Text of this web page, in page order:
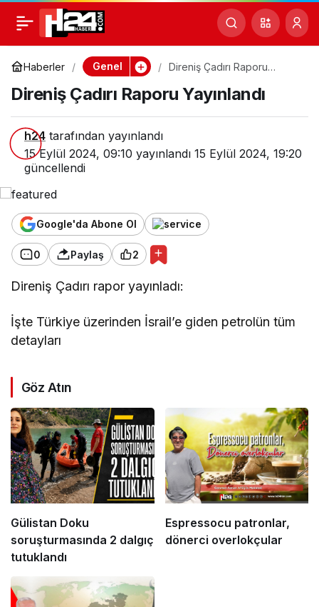
Haberler Genel
Direniş Çadırı Raporu
Direniş Çadırı Raporu Yayınlandı
h24 tarafından yayınlandı
15 Eylül 2024, 09:10 yayınlandı 15 Eylül 2024, 19:20
güncellendi
Google'da Abone Ol
0 Paylaş 2
Direniş Çadırı rapor yayınladı:
İşte Türkiye üzerinden İsrail’e giden petrolün tüm
detayları
Göz Atın
Gülistan Doku
soruşturmasında 2 dalgıç
tutuklandı
Espressocu patronlar,
dönerci overlokçular
Direniş Çadırı Raporu
Yayınlandı
0